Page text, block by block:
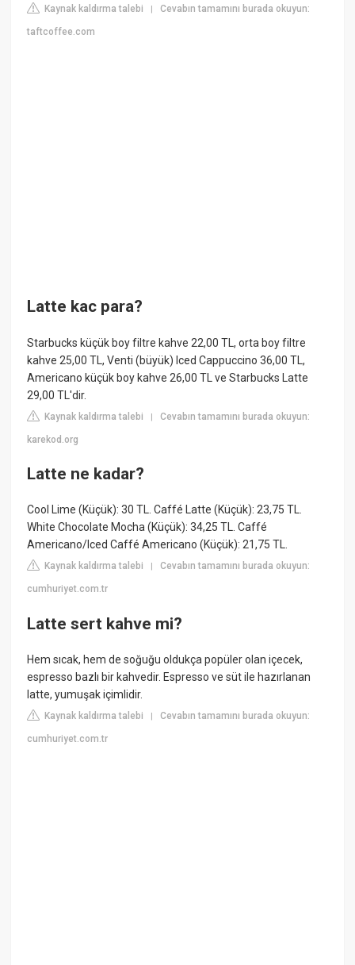
Kaynak kaldırma talebi |Cevabın tamamını burada okuyun:
taftcoffee.com
Latte kac para?
Starbucks küçük boy filtre kahve 22,00 TL, orta boy filtre
kahve 25,00 TL, Venti (büyük) Iced Cappuccino 36,00 TL,
Americano küçük boy kahve 26,00 TL ve Starbucks Latte
29,00 TL'dir.
Kaynak kaldırma talebi |Cevabın tamamını burada okuyun:
karekod.org
Latte ne kadar?
Cool Lime (Küçük): 30 TL. Caffé Latte (Küçük): 23,75 TL.
White Chocolate Mocha (Küçük): 34,25 TL. Caffé
Americano/Iced Caffé Americano (Küçük): 21,75 TL.
Kaynak kaldırma talebi |Cevabın tamamını burada okuyun:
cumhuriyet.com.tr
Latte sert kahve mi?
Hem sıcak, hem de soğuğu oldukça popüler olan içecek,
espresso bazlı bir kahvedir. Espresso ve süt ile hazırlanan
latte, yumuşak içimlidir.
Kaynak kaldırma talebi |Cevabın tamamını burada okuyun:
cumhuriyet.com.tr